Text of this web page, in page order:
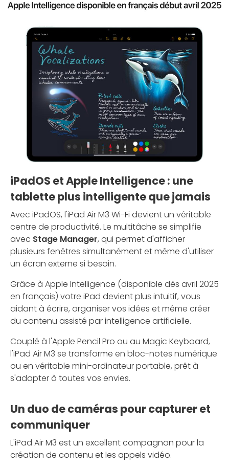
iPadOS et Apple Intelligence : une
tablette plus intelligente que jamais
Avec iPadOS, l'iPad Air M3 Wi-Fi devient un véritable
centre de productivité. Le multitâche se simplifie
avec Stage Manager, qui permet d'afficher
plusieurs fenêtres simultanément et même d'utiliser
un écran externe si besoin.
Grâce à Apple Intelligence (disponible dès avril 2025
en français) votre iPad devient plus intuitif, vous
aidant à écrire, organiser vos idées et même créer
du contenu assisté par intelligence artificielle.
Couplé à l'Apple Pencil Pro ou au Magic Keyboard,
l'iPad Air M3 se transforme en bloc-notes numérique
ou en véritable mini-ordinateur portable, prêt à
s'adapter à toutes vos envies.
Un duo de caméras pour capturer et
communiquer
L'iPad Air M3 est un excellent compagnon pour la
création de contenu et les appels vidéo.